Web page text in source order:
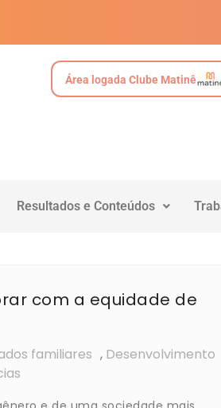
Área logada Clube Matinê
Resultados e Conteúdos
com a equidade de
familiares , Desenvolvimento